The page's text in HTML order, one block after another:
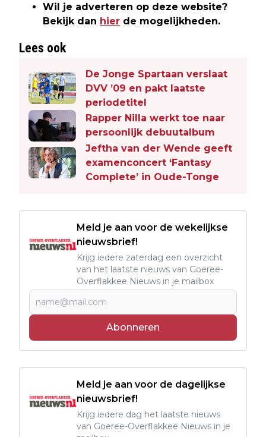
Wil je adverteren op deze website?
Bekijk dan hier de mogelijkheden.
Lees ook
De Jonge Spartaan verslaat
DVV ’09 en pakt laatste
periodetitel
Rapper Nilla werkt toe naar
persoonlijk debuutalbum
Jeftha van der Wende geeft
examenconcert ‘Fantasy
Complete’ in Oude-Tonge
Meld je aan voor de wekelijkse
nieuwsbrief!
Krijg iedere zaterdag een overzicht
van het laatste nieuws van Goeree-
Overflakkee Nieuws in je mailbox
Abonneren
Meld je aan voor de dagelijkse
nieuwsbrief!
Krijg iedere dag het laatste nieuws
van Goeree-Overflakkee Nieuws in je